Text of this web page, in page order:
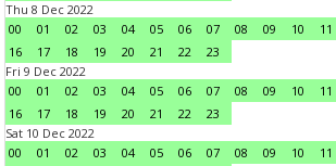
Thu 8 Dec 2022
00
01 02 03 04 05 06 07 08 09 10 11
16
17 18 19 20 21 22
23
Fri 9 Dec 2022
00
01 02 03 04 05 06 07 08 09 10 11
16
17 18 19 20 21 22
23
Sat 10 Dec 2022
00
01 02 03 04 05 06 07 08 09 10 11